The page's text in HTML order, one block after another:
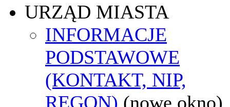
URZĄD MIASTA
INFORMACJE
PODSTAWOWE
(KONTAKT, NIP,
REGON) (nowe okno)